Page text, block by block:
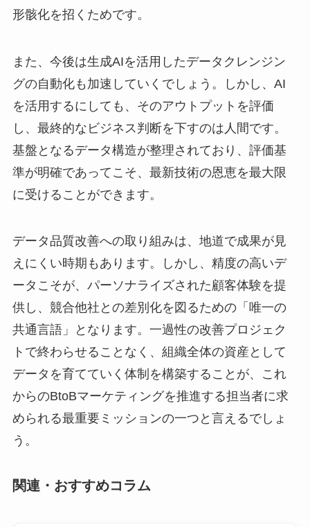
形骸化を招くためです。
また、今後は生成AIを活用したデータクレンジン
グの自動化も加速していくでしょう。しかし、AI
を活用するにしても、そのアウトプットを評価
し、最終的なビジネス判断を下すのは人間です。
基盤となるデータ構造が整理されており、評価基
準が明確であってこそ、最新技術の恩恵を最大限
に受けることができます。
データ品質改善への取り組みは、地道で成果が見
えにくい時期もあります。しかし、精度の高いデ
ータこそが、パーソナライズされた顧客体験を提
供し、競合他社との差別化を図るための「唯一の
共通言語」となります。一過性の改善プロジェク
トで終わらせることなく、組織全体の資産として
データを育てていく体制を構築することが、これ
からのBtoBマーケティングを推進する担当者に求
められる最重要ミッションの一つと言えるでしょ
う。
関連・おすすめコラム